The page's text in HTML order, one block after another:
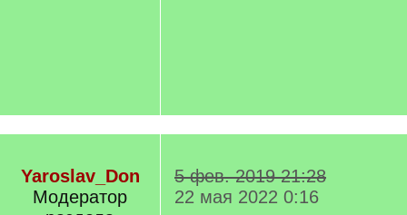
Yaroslav_Don
Модератор
5 фев. 2019 21:28
22 мая 2022 0:16